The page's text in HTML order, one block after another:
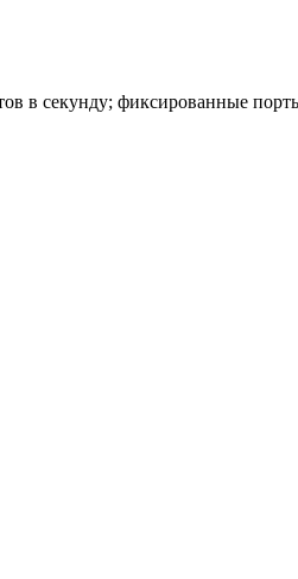
в секунду; фиксированные